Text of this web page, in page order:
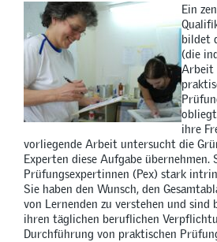
Ein
bildet
(die
Arbeit
ihre
vorliegende Arbeit untersucht die
Experten diese Aufgabe übernehmen.
Prüfungsexpertinnen (Pex) stark
Sie haben den Wunsch, den
von Lernenden zu verstehen und sind
ihren täglichen beruflichen
Durchführung von praktischen